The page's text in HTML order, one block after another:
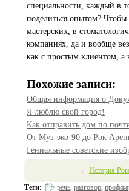
специальности, каждый в
поделиться опытом?
мастерских, в
компаниях, да и вообще
как с простым клиентом,
Похожие записи:
Общая информация о
Я люблю свой город!
Как отправить дом по
От Муз-эко-90 до Рок
Гениальные советские
← История
Теги:
речь, разговор,